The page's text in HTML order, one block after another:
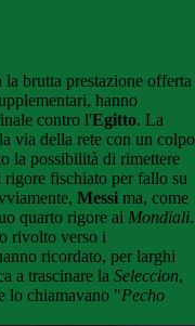
brutta prestazione offerta
hanno
contro l'Egitto. La
via della rete con un colpo
la possibilità di rimettere
fischiato per fallo su
Messi ma, come
quarto rigore ai Mondiali.
rivolto verso i
ricordato, per larghi
a trascinare la Seleccion,
lo chiamavano "Pecho